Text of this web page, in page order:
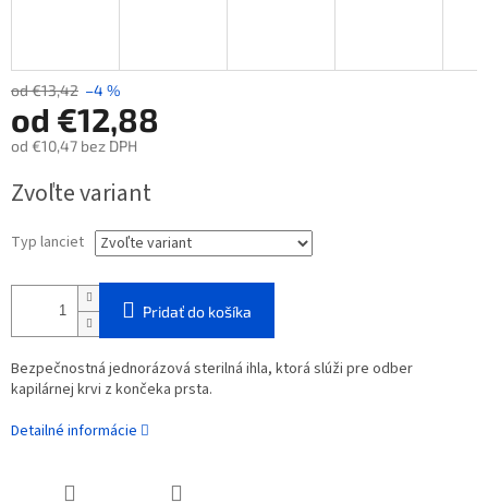
od €13,42 –4 %
od €12,88
od €10,47 bez DPH
cena:
Zvoľte variant
Typ lanciet
Pridať do košíka
Bezpečnostná jednorázová sterilná ihla, ktorá slúži pre odber
kapilárnej krvi z končeka prsta.
Detailné informácie